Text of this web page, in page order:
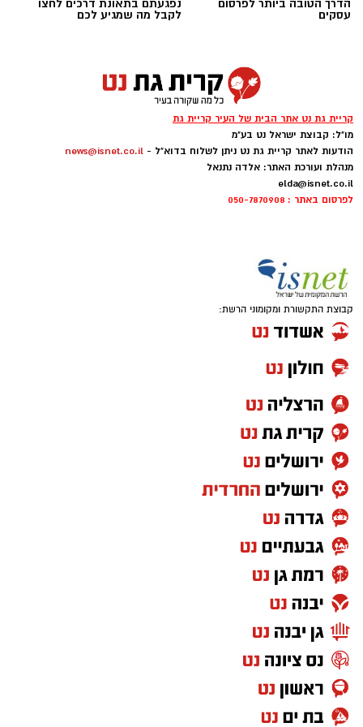
יער של כוכבים (באדיבות קק"ל)
באמצעות מופעים שייערכו בערים, מועצות ויישובים
מצפון ועד דרום. המופע המרכזי של הפסטיבל,
אמפי שוני בהשתתפות שרית חדד ויוקדש להצדעה
לציבור הישראלי ולכוחות הביטחון.
.
במסגרת הפסטיבל יופיע יהורם גאון בקריית גת,
לצד נועה קירל בבאר שבע, שלומי שבת ופבלו
רוזנברג בקריית שמונה, דודו אהרון וזהבה בן
בדימונה, טונה בירוחם, עידן עמדי בפארק אשכול,
התקווה 6 ונטע ברזילי בגולן, עברי לידר, משה פרץ
וזהבה בן בלוחמי הגטאות, איתי לוי בקצרין, אבי
אבורומי במעלות, דודו טסה בגדרות, בן צור בנוף
הגליל, עמיר בניון ויובל דיין במעלה יוסף ורינת בר
בערד.
.
הכניסה לכל האירועים מותנית בהרשמה מראש
באתר קק"ל או באפליקציית קק"ל. המופעים
בקריית שמונה ובקצרין יתקיימו ללא עלות, ושאר
המופעים בתשלום סמלי.
.
הדרך הטובה ביותר לפרסום
עסקים
נפגעתם בתאונת דרכים לחצו
לקבל מה שמגיע לכם
קריית גת נט אתר הבית של העיר קריית גת
מו"ל: קבוצת ישראל נט בע"מ
הודעות לאתר קריית גת נט ניתן לשלוח בדוא"ל - news@isnet.co.il
מנהלת ועורכת האתר: אלדה נתנאל
elda@isnet.co.il
לפרסום באתר : 050-7870908
קבוצת התקשורת ומקומוני הרשת: